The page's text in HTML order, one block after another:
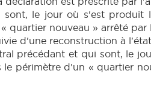
le jour où s'est produit
nouveau » arrêté par
d'une reconstruction à
précédant et qui sont, le
périmètre d'un « quartier